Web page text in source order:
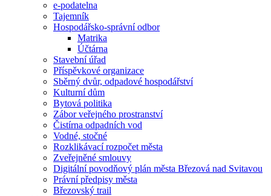
e-podatelna
Tajemník
Hospodářsko-správní odbor
Matrika
Účtárna
Stavební úřad
Příspěvkové organizace
Sběrný dvůr, odpadové hospodářství
Kulturní dům
Bytová politika
Zábor veřejného prostranství
Čistírna odpadních vod
Vodné, stočné
Rozklikávací rozpočet města
Zveřejněné smlouvy
Digitální povodňový plán města Březová nad Svitavou
Právní předpisy města
Březovský trail